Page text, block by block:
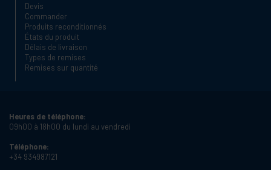
Devis
Commander
Produits reconditionnés
États du produit
Délais de livraison
Types de remises
Remises sur quantité
Heures de téléphone:
09h00 à 18h00 du lundi au vendredi
Téléphone:
+34 934987121